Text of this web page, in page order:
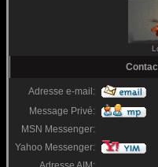
Adresse e-mail:
Message Privé:
MSN Messenger:
Yahoo Messenger: